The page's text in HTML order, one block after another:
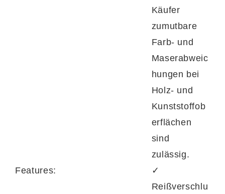
Käufer
zumutbare
Farb- und
Maserabweic
hungen bei
Holz- und
Kunststoffob
erflächen
sind
zulässig.
Features:
✓
Reißverschlu